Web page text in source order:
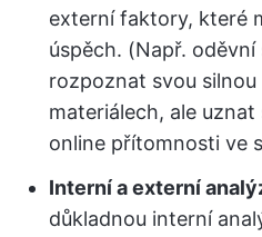
externí faktory, které
úspěch. (Např.
rozpoznat svou
materiálech, ale
online přítomnosti ve
Interní a externí
důkladnou interní